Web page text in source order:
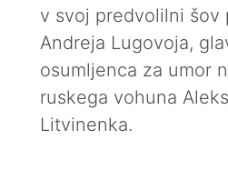
v svoj predvolilni šov
Andreja Lugovoja,
osumljenca za umor
ruskega vohuna
Litvinenka.